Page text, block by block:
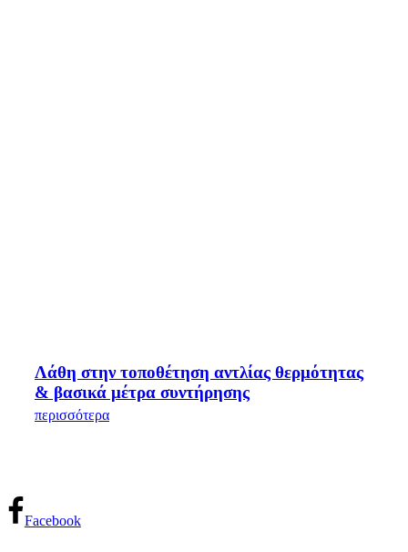
Λάθη στην τοποθέτηση αντλίας θερμότητας
& βασικά μέτρα συντήρησης
περισσότερα
Facebook